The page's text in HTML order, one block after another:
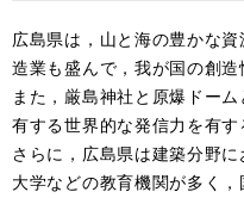
広島県は，山と海の豊かな
造業も盛んで，我が国の創造
また，厳島神社と原爆ドー
有する世界的な発信力を有す
さらに，広島県は建築分野
大学などの教育機関が多く